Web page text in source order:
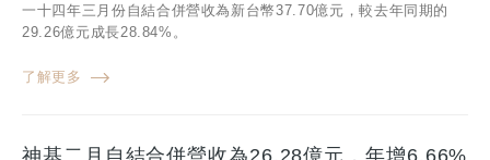
一十四年三月份自結合併營收為新台幣37.70億元，較去年同期的
29.26億元成長28.84%。
了解更多
神基二月自結合併營收為26.28億元，年增6.66%